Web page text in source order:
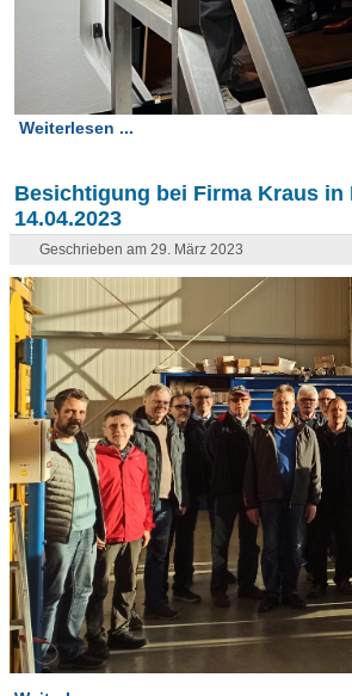
Weiterlesen ...
Besichtigung bei Firma Kraus in
14.04.2023
Geschrieben am 29. März 2023